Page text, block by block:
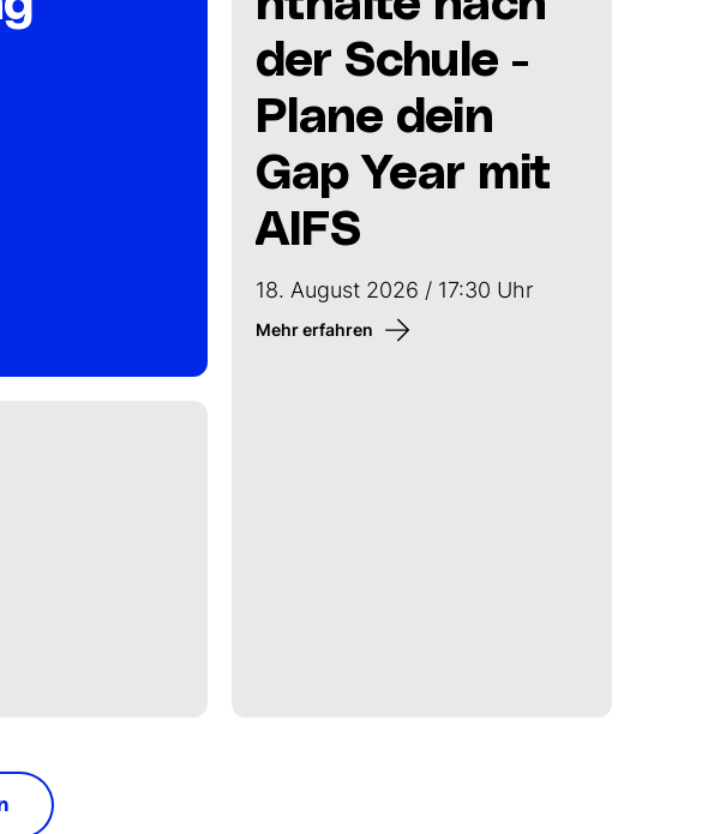
der Schule -
Plane dein
Gap Year mit
AIFS
18. August 2026 / 17:30 Uhr
Mehr erfahren